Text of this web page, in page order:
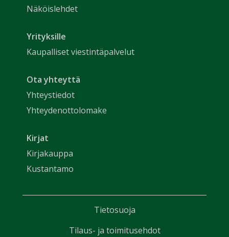
Näköislehdet
Yrityksille
Kaupalliset viestintäpalvelut
Ota yhteyttä
Yhteystiedot
Yhteydenottolomake
Kirjat
Kirjakauppa
Kustantamo
Tietosuoja
Tilaus- ja toimitusehdot